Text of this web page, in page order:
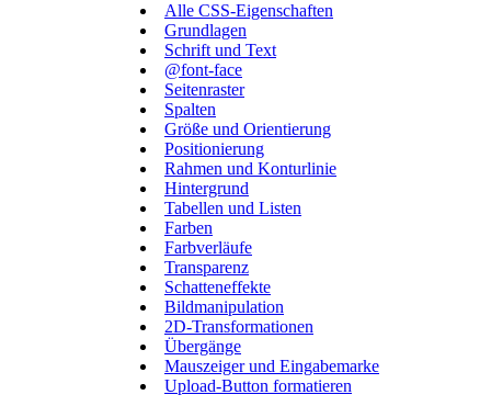
Alle CSS-Eigenschaften
Grundlagen
Schrift und Text
@font-face
Seitenraster
Spalten
Größe und Orientierung
Positionierung
Rahmen und Konturlinie
Hintergrund
Tabellen und Listen
Farben
Farbverläufe
Transparenz
Schatteneffekte
Bildmanipulation
2D-Transformationen
Übergänge
Mauszeiger und Eingabemarke
Upload-Button formatieren